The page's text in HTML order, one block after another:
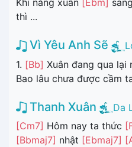
Khi nắng xuân [Ebm]
thì ...
Vì Yêu Anh Sẽ
1. [Bb] Xuân đang qua lại
Bao lâu chưa được cầm
Thanh Xuân
Da
[Cm7] Hôm nay ta thức
[Bbmaj7] nhật [Ebmaj7]